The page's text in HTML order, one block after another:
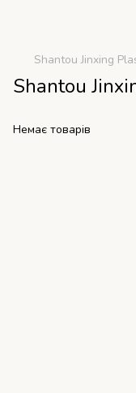
Shantou Jinxing
Shantou
Немає товарів